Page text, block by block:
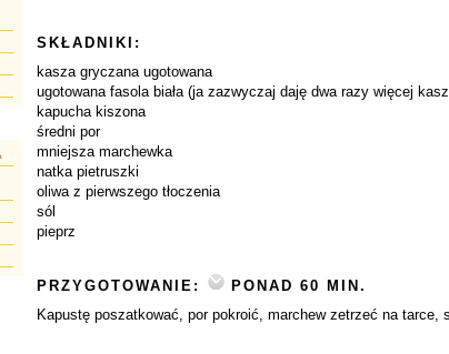
SKŁADNIKI:
kasza gryczana ugotowana
ugotowana fasola biała (ja zazwyczaj daję dwa razy więcej
kapucha kiszona
średni por
mniejsza marchewka
natka pietruszki
oliwa z pierwszego tłoczenia
sól
pieprz
PRZYGOTOWANIE:
PONAD 60 MIN.
Kapustę poszatkować, por pokroić, marchew zetrzeć na tarce,